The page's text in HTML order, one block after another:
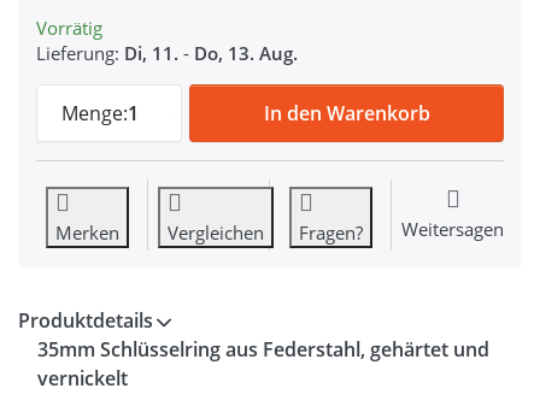
Vorrätig
Lieferung: Di, 11. - Do, 13. Aug.
Menge:1
35mm Schlüsselring aus Federstahl -
In den Warenkorb
Merken Vergleichen Fragen? Weitersagen
Produktdetails
35mm Schlüsselring aus Federstahl, gehärtet und
vernickelt